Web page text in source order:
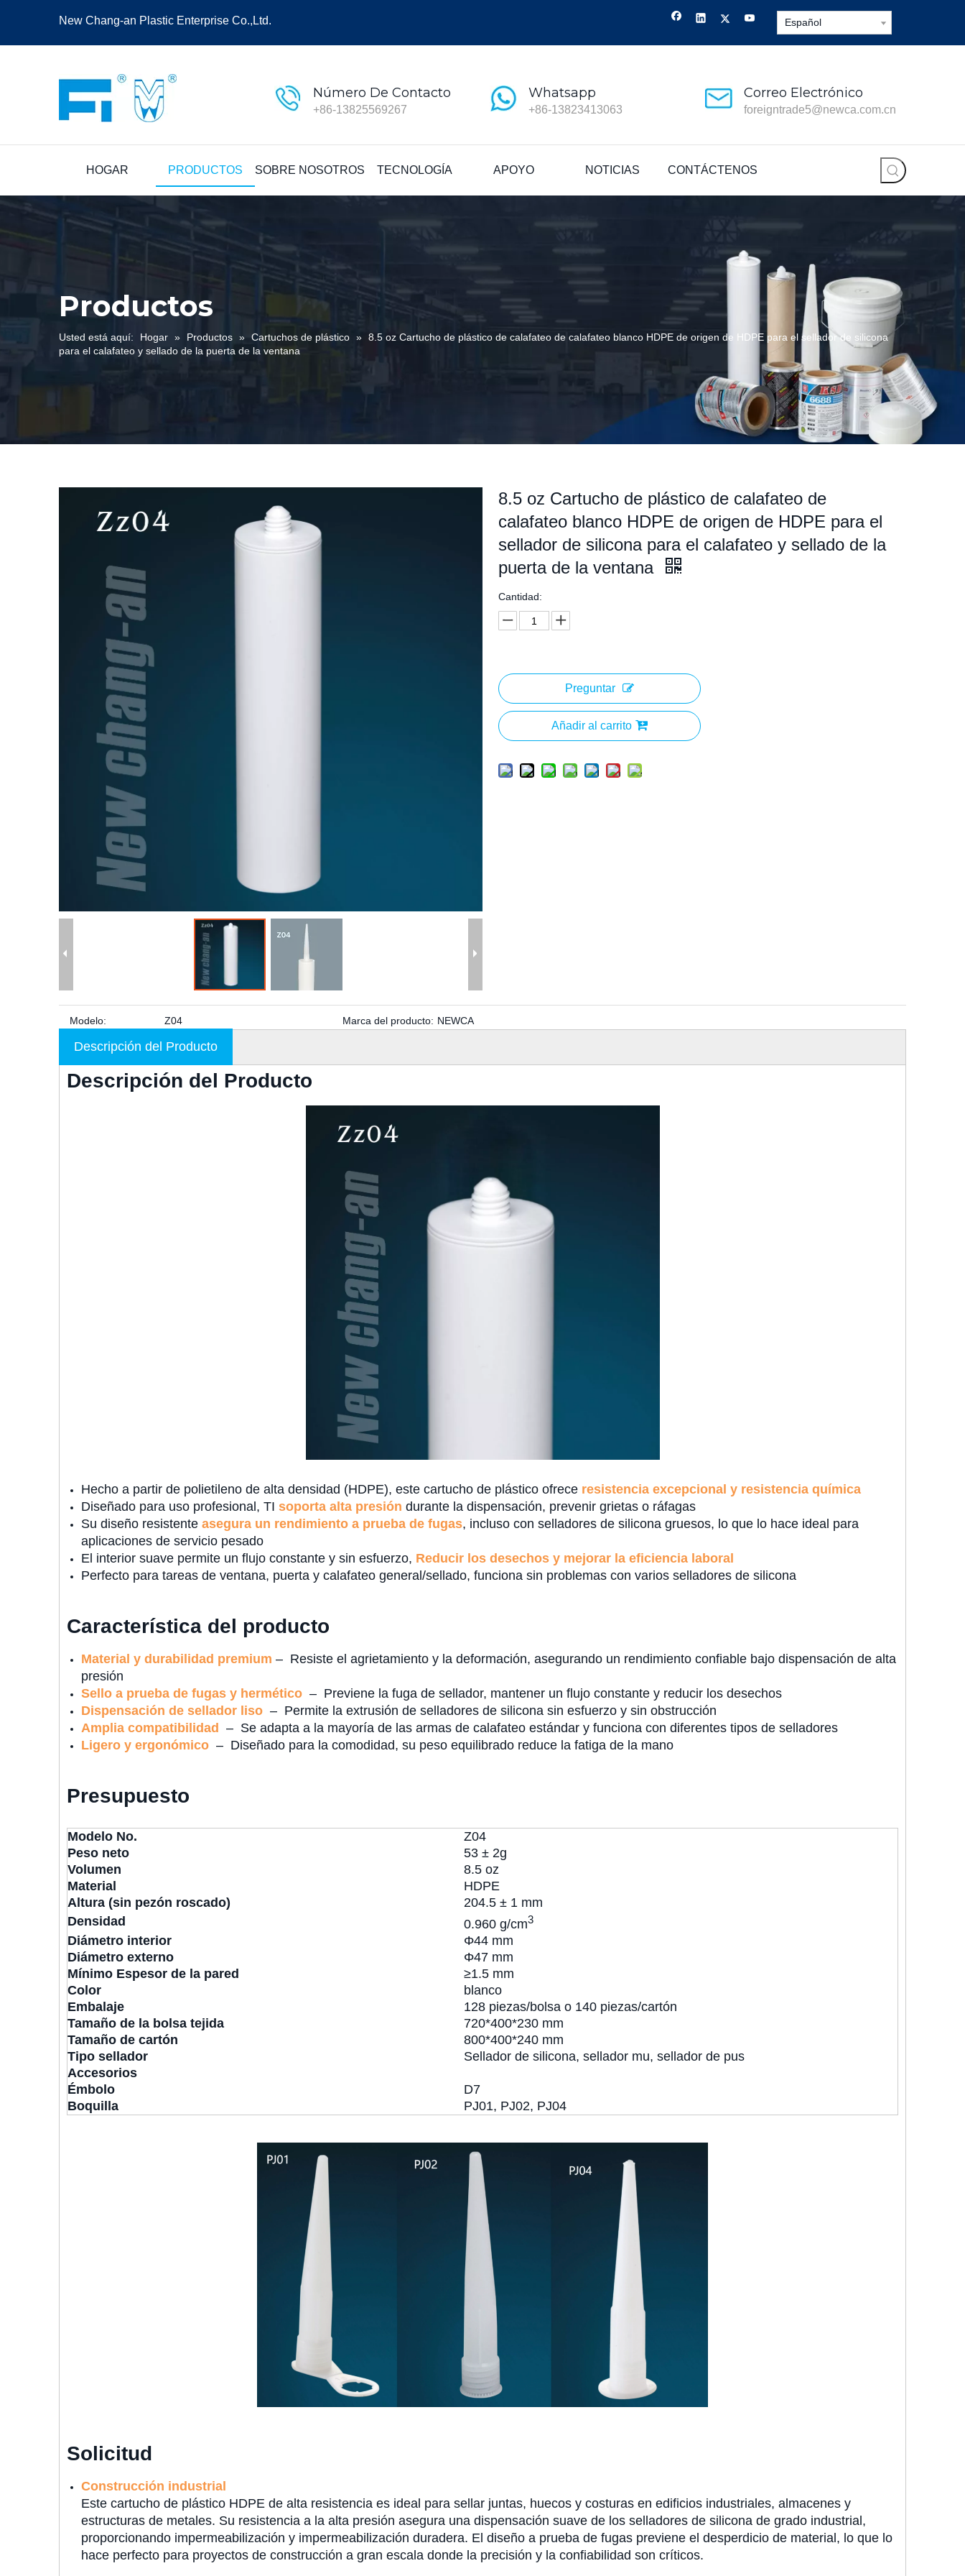
New Chang-an Plastic Enterprise Co.,Ltd. Español
Número De Contacto
+86-13825569267
Whatsapp
+86-13823413063
Correo Electrónico
foreigntrade5@newca.com.cn
HOGAR PRODUCTOS SOBRE NOSOTROS TECNOLOGÍA APOYO NOTICIAS CONTÁCTENOS
Productos
Usted está aquí: Hogar » Productos » Cartuchos de plástico » 8.5 oz Cartucho de plástico de calafateo de calafateo blanco HDPE de origen de HDPE para el sellador de silicona
para el calafateo y sellado de la puerta de la ventana
8.5 oz Cartucho de plástico de calafateo de
calafateo blanco HDPE de origen de HDPE para el
sellador de silicona para el calafateo y sellado de la
puerta de la ventana
Cantidad:
Preguntar
Añadir al carrito
Modelo: Z04 Marca del producto: NEWCA
Descripción del Producto
Descripción del Producto
Hecho a partir de polietileno de alta densidad (HDPE), este cartucho de plástico ofrece resistencia excepcional y resistencia química
Diseñado para uso profesional, TI soporta alta presión durante la dispensación, prevenir grietas o ráfagas
Su diseño resistente asegura un rendimiento a prueba de fugas, incluso con selladores de silicona gruesos, lo que lo hace ideal para
aplicaciones de servicio pesado
El interior suave permite un flujo constante y sin esfuerzo, Reducir los desechos y mejorar la eficiencia laboral
Perfecto para tareas de ventana, puerta y calafateo general/sellado, funciona sin problemas con varios selladores de silicona
Característica del producto
Material y durabilidad premium – Resiste el agrietamiento y la deformación, asegurando un rendimiento confiable bajo dispensación de alta
presión
Sello a prueba de fugas y hermético – Previene la fuga de sellador, mantener un flujo constante y reducir los desechos
Dispensación de sellador liso – Permite la extrusión de selladores de silicona sin esfuerzo y sin obstrucción
Amplia compatibilidad
– Se adapta a la mayoría de las armas de calafateo estándar y funciona con diferentes tipos de selladores
Ligero y ergonómico – Diseñado para la comodidad, su peso equilibrado reduce la fatiga de la mano
Presupuesto
Modelo No.
Z04
Peso neto
53 ± 2g
Volumen
8.5 oz
Material
HDPE
Altura (sin pezón roscado)
204.5 ± 1 mm
Densidad
0.960 g/cm3
Diámetro interior
Φ44 mm
Diámetro externo
Φ47 mm
Mínimo Espesor de la pared
≥1.5 mm
Color
blanco
Embalaje
128 piezas/bolsa o 140 piezas/cartón
Tamaño de la bolsa tejida
720*400*230 mm
Tamaño de cartón
800*400*240 mm
Tipo sellador
Sellador de silicona, sellador mu, sellador de pus
Accesorios
Émbolo
D7
Boquilla
PJ01, PJ02, PJ04
Solicitud
Construcción industrial
Este cartucho de plástico HDPE de alta resistencia es ideal para sellar juntas, huecos y costuras en edificios industriales, almacenes y
estructuras de metales. Su resistencia a la alta presión asegura una dispensación suave de los selladores de silicona de grado industrial,
proporcionando impermeabilización y impermeabilización duradera. El diseño a prueba de fugas previene el desperdicio de material, lo que lo
hace perfecto para proyectos de construcción a gran escala donde la precisión y la confiabilidad son críticos.